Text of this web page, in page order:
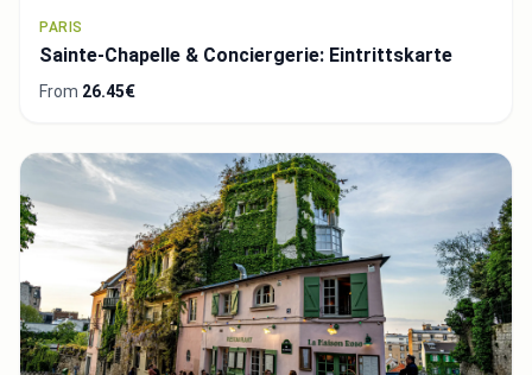
PARIS
Sainte-Chapelle & Conciergerie: Eintrittskarte
From 26.45€